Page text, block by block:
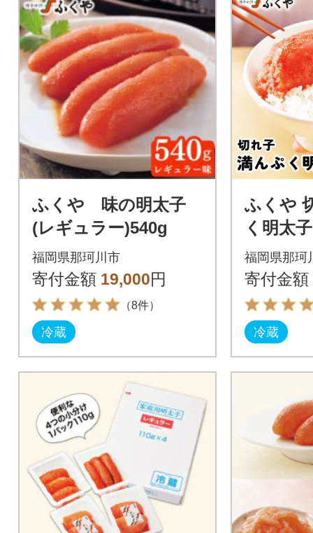
ふくや 味の明太子
(レギュラー)540g
福岡県那珂川市
寄付金額 19,000円
（8件）
冷蔵
ふくや
く明太
レギュ
福岡県那珂
寄付金額
冷蔵